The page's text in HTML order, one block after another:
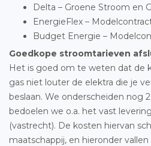
Delta – Groene Stroom en
EnergieFlex –
Budget Energie –
Goedkope stroomtarieven
Het is goed om te weten dat de
gas niet louter de elektra die je
beslaan. We onderscheiden nog
bedoelen we o.a. het vast
(vastrecht). De kosten hiervan
maatschappij, en hieronder